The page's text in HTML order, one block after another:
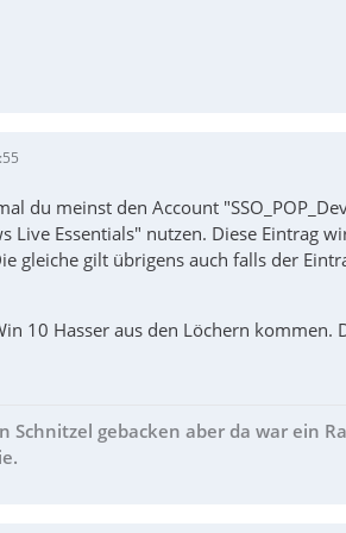
du meinst den Account
Live Essentials" nutzen. Diese Eintrag
gleiche gilt übrigens auch falls der
10 Hasser aus den Löchern
Schnitzel gebacken aber da war ein